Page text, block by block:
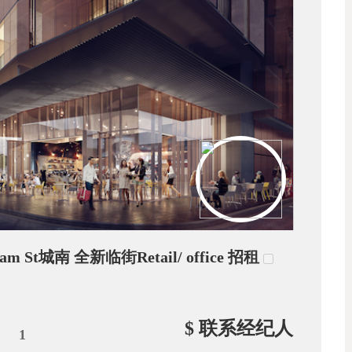
St城南 全新临街Retail/ office 招租
1 $ 联系经纪人